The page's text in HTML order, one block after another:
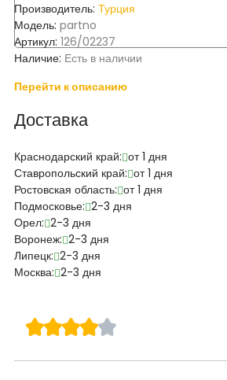
Производитель: Турция
Модель: partno
Артикул: 126/02237
Наличие: Есть в наличии
Перейти к описанию
Доставка
Краснодарский край: от 1 дня
Ставропольский край: от 1 дня
Ростовская область: от 1 дня
Подмосковье: 2-3 дня
Орел: 2-3 дня
Воронеж: 2-3 дня
Липецк: 2-3 дня
Москва: 2-3 дня